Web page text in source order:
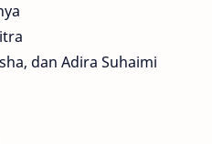
dan Adira Suhaimi